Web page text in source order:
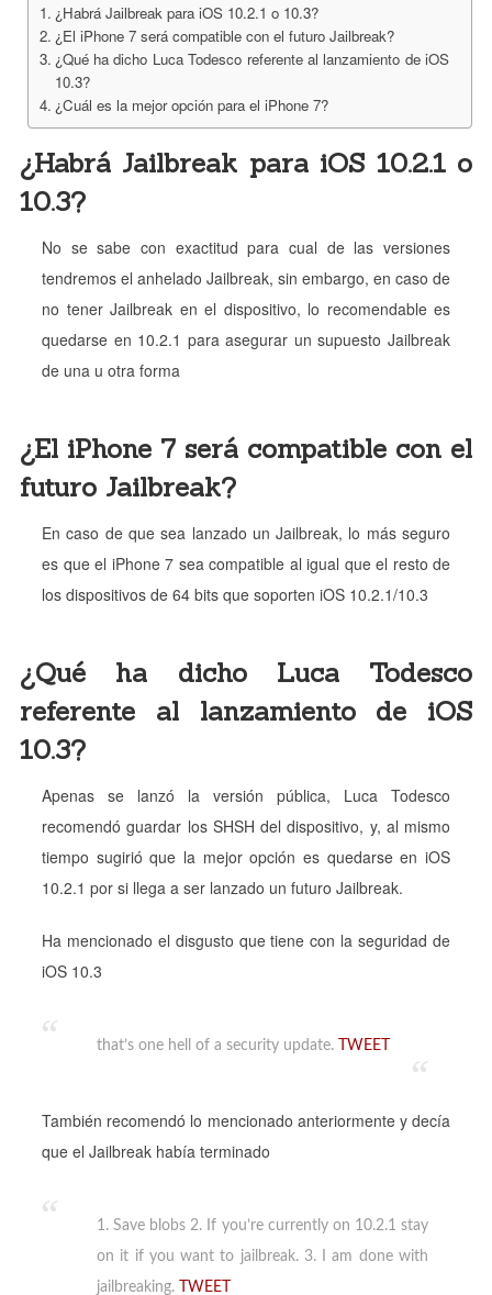
¿Habrá Jailbreak para iOS 10.2.1 o 10.3?
¿El iPhone 7 será compatible con el futuro Jailbreak?
¿Qué ha dicho Luca Todesco referente al lanzamiento de iOS
10.3?
¿Cuál es la mejor opción para el iPhone 7?
¿Habrá Jailbreak para iOS 10.2.1 o
10.3?
No se sabe con exactitud para cual de las versiones
tendremos el anhelado Jailbreak, sin embargo, en caso de
no tener Jailbreak en el dispositivo, lo recomendable es
quedarse en 10.2.1 para asegurar un supuesto Jailbreak
de una u otra forma
¿El iPhone 7 será compatible con el
futuro Jailbreak?
En caso de que sea lanzado un Jailbreak, lo más seguro
es que el iPhone 7 sea compatible al igual que el resto de
los dispositivos de 64 bits que soporten iOS 10.2.1/10.3
¿Qué ha dicho Luca Todesco
referente al lanzamiento de iOS
10.3?
Apenas se lanzó la versión pública, Luca Todesco
recomendó guardar los SHSH del dispositivo, y, al mismo
tiempo sugirió que la mejor opción es quedarse en iOS
10.2.1 por si llega a ser lanzado un futuro Jailbreak.
Ha mencionado el disgusto que tiene con la seguridad de
iOS 10.3
that’s one hell of a security update. TWEET
También recomendó lo mencionado anteriormente y decía
que el Jailbreak había terminado
1. Save blobs 2. If you’re currently on 10.2.1 stay
on it if you want to jailbreak. 3. I am done with
jailbreaking.
TWEET